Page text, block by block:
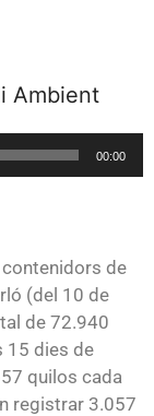
Ambient
00:00
de
(del 10 de
de 72.940
15 dies de
quilos cada
registrar 3.057